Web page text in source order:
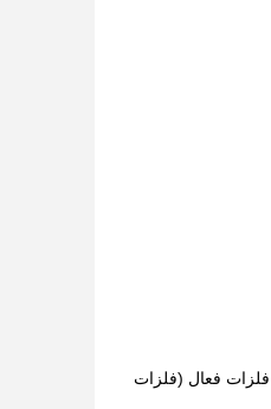
فعال (فلزات